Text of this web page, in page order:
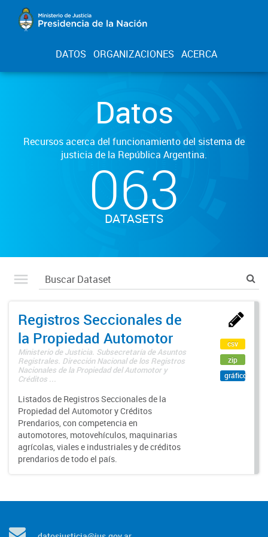
DATOS ORGANIZACIONES ACERCA
Datos
Recursos acerca del funcionamiento del sistema de
justicia de la República Argentina.
063
DATASETS
Registros Seccionales de
la Propiedad Automotor
Ministerio de Justicia. Subsecretaría de Asuntos
Registrales. Dirección Nacional de los Registros
Nacionales de la Propiedad del Automotor y
Créditos ...
Listados de Registros Seccionales de la
Propiedad del Automotor y Créditos
Prendarios, con competencia en
automotores, motovehículos, maquinarias
agrícolas, viales e industriales y de créditos
prendarios de todo el país.
csv
zip
gráfico